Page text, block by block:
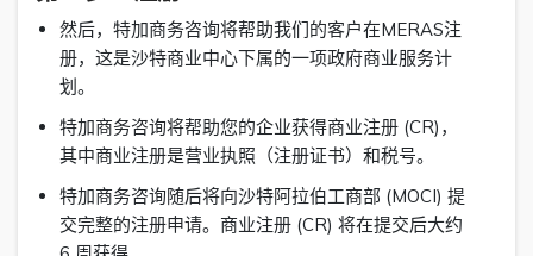
然后，特加商务咨询将帮助我们的客户在MERAS注
册，这是沙特商业中心下属的一项政府商业服务计
划。
特加商务咨询将帮助您的企业获得商业注册 (CR)，
其中商业注册是营业执照（注册证书）和税号。
特加商务咨询随后将向沙特阿拉伯工商部 (MOCI) 提
交完整的注册申请。商业注册 (CR) 将在提交后大约